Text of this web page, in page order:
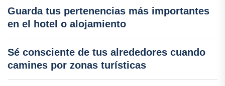
Guarda tus pertenencias más importantes
en el hotel o alojamiento
Sé consciente de tus alrededores cuando
camines por zonas turísticas